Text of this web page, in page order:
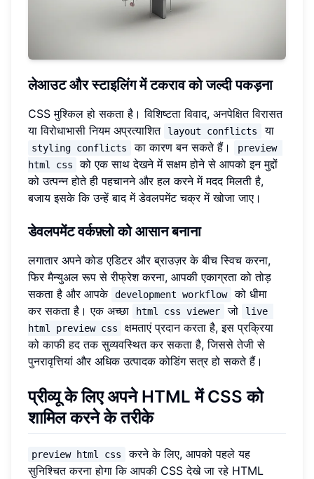
लेआउट और स्टाइलिंग में टकराव को जल्दी पकड़ना
CSS मुश्किल हो सकता है। विशिष्टता विवाद, अनपेक्षित विरासत
या विरोधाभासी नियम अप्रत्याशित
layout conflicts या
styling conflicts का कारण बन सकते हैं।
preview
html css
को एक साथ देखने में सक्षम होने से आपको इन मुद्दों
को उत्पन्न होते ही पहचानने और हल करने में मदद मिलती है,
बजाय इसके कि उन्हें बाद में डेवलपमेंट चक्र में खोजा जाए।
डेवलपमेंट वर्कफ़्लो को आसान बनाना
लगातार अपने कोड एडिटर और ब्राउज़र के बीच स्विच करना,
फिर मैन्युअल रूप से रीफ्रेश करना, आपकी एकाग्रता को तोड़
सकता है और आपके development workflow को धीमा
कर सकता है। एक अच्छा
html css viewer जो
live
html preview css
क्षमताएं प्रदान करता है, इस प्रक्रिया
को काफी हद तक सुव्यवस्थित कर सकता है, जिससे तेजी से
पुनरावृत्तियां और अधिक उत्पादक कोडिंग सत्र हो सकते हैं।
प्रीव्यू के लिए अपने HTML में CSS को
शामिल करने के तरीके
preview html css
करने के लिए, आपको पहले यह
सुनिश्चित करना होगा कि आपकी CSS देखे जा रहे HTML